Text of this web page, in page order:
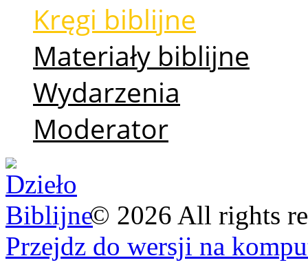
Kręgi biblijne
Materiały biblijne
Wydarzenia
Moderator
© 2026 All rights
Przejdz do wersji na